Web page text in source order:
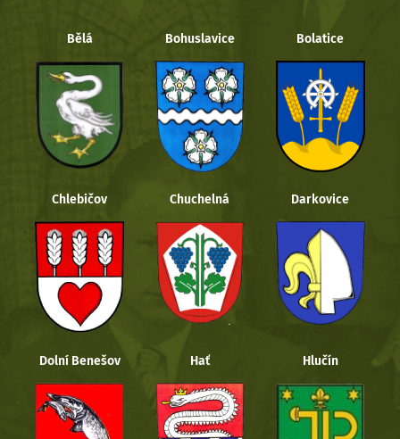
Bělá Bohuslavice Bolatice
Chlebičov Chuchelná Darkovice
Dolní Benešov Hať Hlučín